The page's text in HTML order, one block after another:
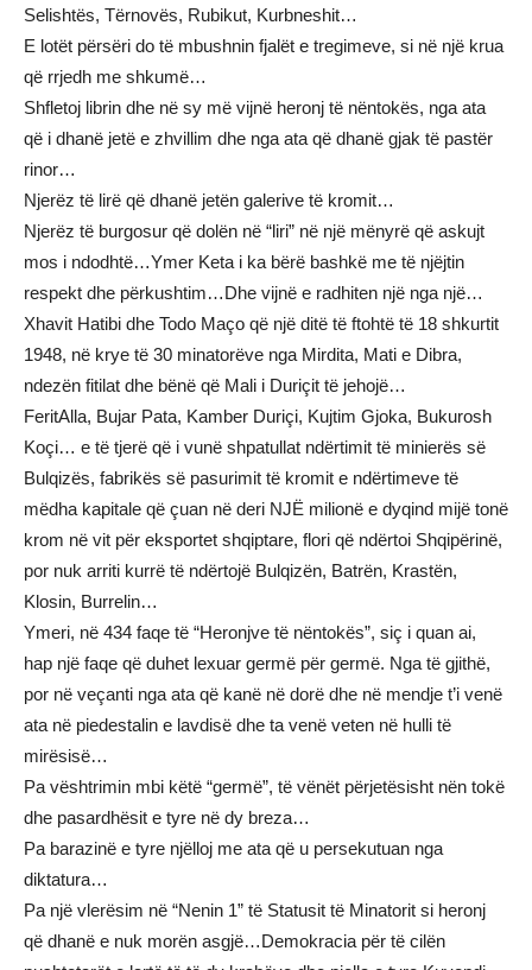
Selishtës, Tërnovës, Rubikut, Kurbneshit…
E lotët përsëri do të mbushnin fjalët e tregimeve, si në një krua
që rrjedh me shkumë…
Shfletoj librin dhe në sy më vijnë heronj të nëntokës, nga ata
që i dhanë jetë e zhvillim dhe nga ata që dhanë gjak të pastër
rinor…
Njerëz të lirë që dhanë jetën galerive të kromit…
Njerëz të burgosur që dolën në “liri” në një mënyrë që askujt
mos i ndodhtë…Ymer Keta i ka bërë bashkë me të njëjtin
respekt dhe përkushtim…Dhe vijnë e radhiten një nga një…
Xhavit Hatibi dhe Todo Maço që një ditë të ftohtë të 18 shkurtit
1948, në krye të 30 minatorëve nga Mirdita, Mati e Dibra,
ndezën fitilat dhe bënë që Mali i Duriçit të jehojë…
FeritAlla, Bujar Pata, Kamber Duriçi, Kujtim Gjoka, Bukurosh
Koçi… e të tjerë që i vunë shpatullat ndërtimit të minierës së
Bulqizës, fabrikës së pasurimit të kromit e ndërtimeve të
mëdha kapitale që çuan në deri NJË milionë e dyqind mijë tonë
krom në vit për eksportet shqiptare, flori që ndërtoi Shqipërinë,
por nuk arriti kurrë të ndërtojë Bulqizën, Batrën, Krastën,
Klosin, Burrelin…
Ymeri, në 434 faqe të “Heronjve të nëntokës”, siç i quan ai,
hap një faqe që duhet lexuar germë për germë. Nga të gjithë,
por në veçanti nga ata që kanë në dorë dhe në mendje t’i venë
ata në piedestalin e lavdisë dhe ta venë veten në hulli të
mirësisë…
Pa vështrimin mbi këtë “germë”, të vënët përjetësisht nën tokë
dhe pasardhësit e tyre në dy breza…
Pa barazinë e tyre njëlloj me ata që u persekutuan nga
diktatura…
Pa një vlerësim në “Nenin 1” të Statusit të Minatorit si heronj
që dhanë e nuk morën asgjë…Demokracia për të cilën